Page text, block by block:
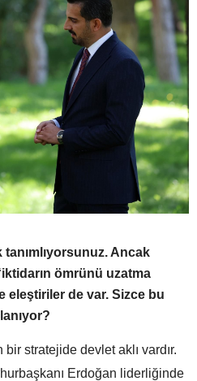
tanımlıyorsunuz. Ancak
ömrünü uzatma
eleştiriler de var. Sizce bu
stratejide devlet aklı vardır.
Erdoğan liderliğinde